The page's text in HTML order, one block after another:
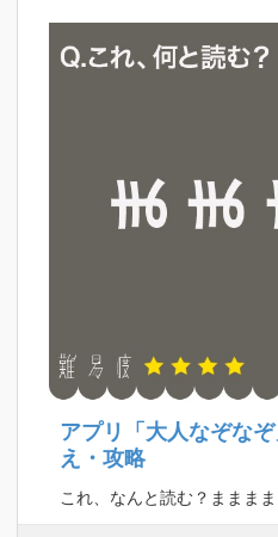
アプリ「大人なぞな
え・攻略
これ、なんと読む？まままま